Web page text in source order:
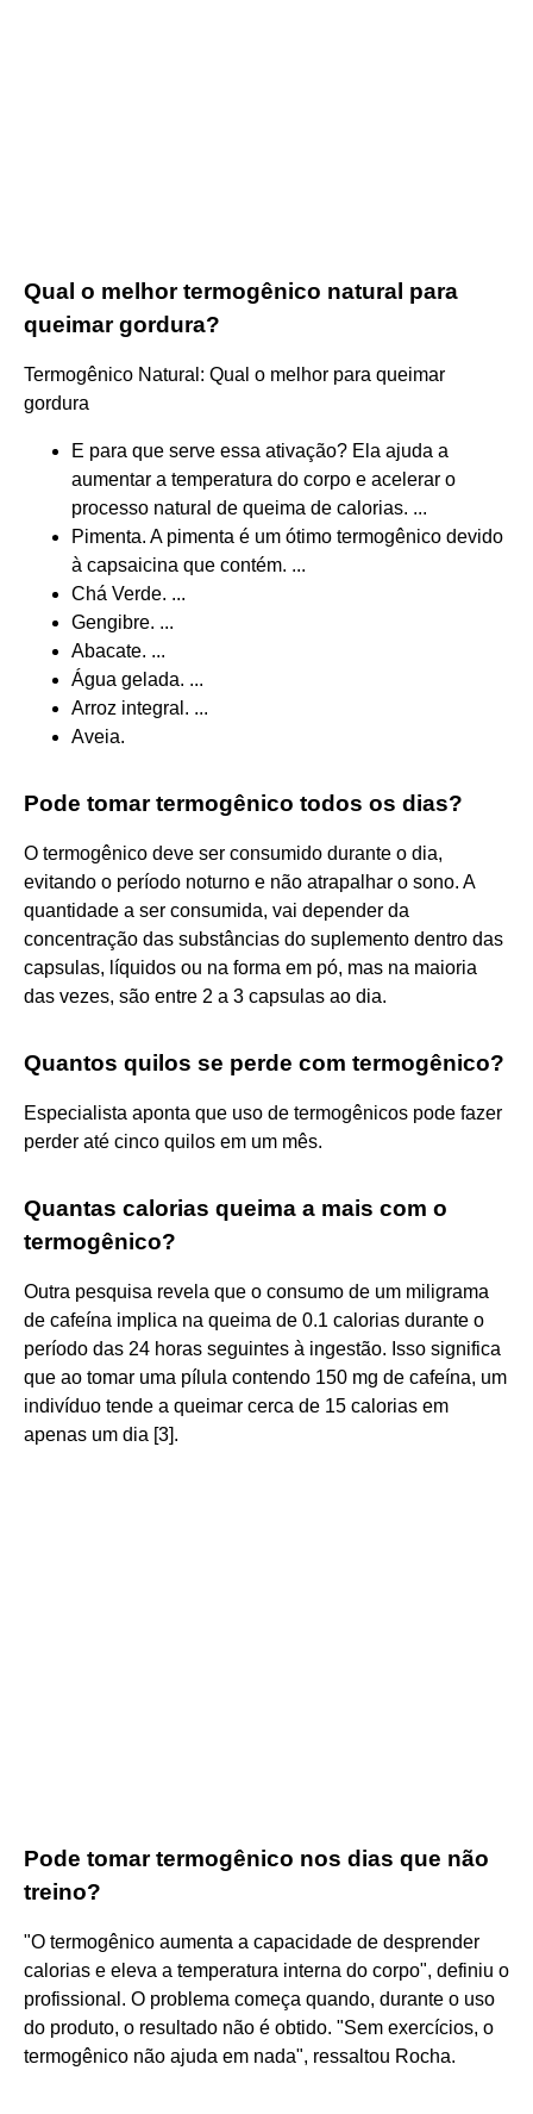
Qual o melhor termogênico natural para
queimar gordura?
Termogênico Natural: Qual o melhor para queimar
gordura
E para que serve essa ativação? Ela ajuda a
aumentar a temperatura do corpo e acelerar o
processo natural de queima de calorias. ...
Pimenta. A pimenta é um ótimo termogênico devido
à capsaicina que contém. ...
Chá Verde. ...
Gengibre. ...
Abacate. ...
Água gelada. ...
Arroz integral. ...
Aveia.
Pode tomar termogênico todos os dias?
O termogênico deve ser consumido durante o dia,
evitando o período noturno e não atrapalhar o sono. A
quantidade a ser consumida, vai depender da
concentração das substâncias do suplemento dentro das
capsulas, líquidos ou na forma em pó, mas na maioria
das vezes, são entre 2 a 3 capsulas ao dia.
Quantos quilos se perde com termogênico?
Especialista aponta que uso de termogênicos pode fazer
perder até cinco quilos em um mês.
Quantas calorias queima a mais com o
termogênico?
Outra pesquisa revela que o consumo de um miligrama
de cafeína implica na queima de 0.1 calorias durante o
período das 24 horas seguintes à ingestão. Isso significa
que ao tomar uma pílula contendo 150 mg de cafeína, um
indivíduo tende a queimar cerca de 15 calorias em
apenas um dia [3].
Pode tomar termogênico nos dias que não
treino?
"O termogênico aumenta a capacidade de desprender
calorias e eleva a temperatura interna do corpo", definiu o
profissional. O problema começa quando, durante o uso
do produto, o resultado não é obtido. "Sem exercícios, o
termogênico não ajuda em nada", ressaltou Rocha.